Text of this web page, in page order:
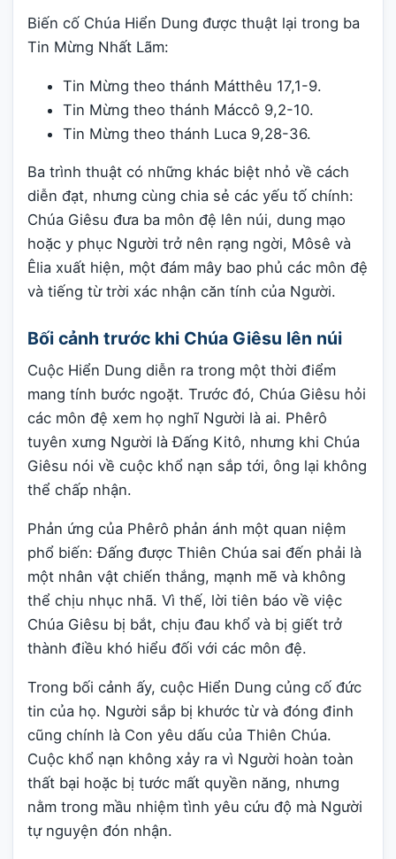
Biến cố Chúa Hiển Dung được thuật lại trong ba
Tin Mừng Nhất Lãm:
Tin Mừng theo thánh Mátthêu 17,1-9.
Tin Mừng theo thánh Máccô 9,2-10.
Tin Mừng theo thánh Luca 9,28-36.
Ba trình thuật có những khác biệt nhỏ về cách
diễn đạt, nhưng cùng chia sẻ các yếu tố chính:
Chúa Giêsu đưa ba môn đệ lên núi, dung mạo
hoặc y phục Người trở nên rạng ngời, Môsê và
Êlia xuất hiện, một đám mây bao phủ các môn đệ
và tiếng từ trời xác nhận căn tính của Người.
Bối cảnh trước khi Chúa Giêsu lên núi
Cuộc Hiển Dung diễn ra trong một thời điểm
mang tính bước ngoặt. Trước đó, Chúa Giêsu hỏi
các môn đệ xem họ nghĩ Người là ai. Phêrô
tuyên xưng Người là Đấng Kitô, nhưng khi Chúa
Giêsu nói về cuộc khổ nạn sắp tới, ông lại không
thể chấp nhận.
Phản ứng của Phêrô phản ánh một quan niệm
phổ biến: Đấng được Thiên Chúa sai đến phải là
một nhân vật chiến thắng, mạnh mẽ và không
thể chịu nhục nhã. Vì thế, lời tiên báo về việc
Chúa Giêsu bị bắt, chịu đau khổ và bị giết trở
thành điều khó hiểu đối với các môn đệ.
Trong bối cảnh ấy, cuộc Hiển Dung củng cố đức
tin của họ. Người sắp bị khước từ và đóng đinh
cũng chính là Con yêu dấu của Thiên Chúa.
Cuộc khổ nạn không xảy ra vì Người hoàn toàn
thất bại hoặc bị tước mất quyền năng, nhưng
nằm trong mầu nhiệm tình yêu cứu độ mà Người
tự nguyện đón nhận.